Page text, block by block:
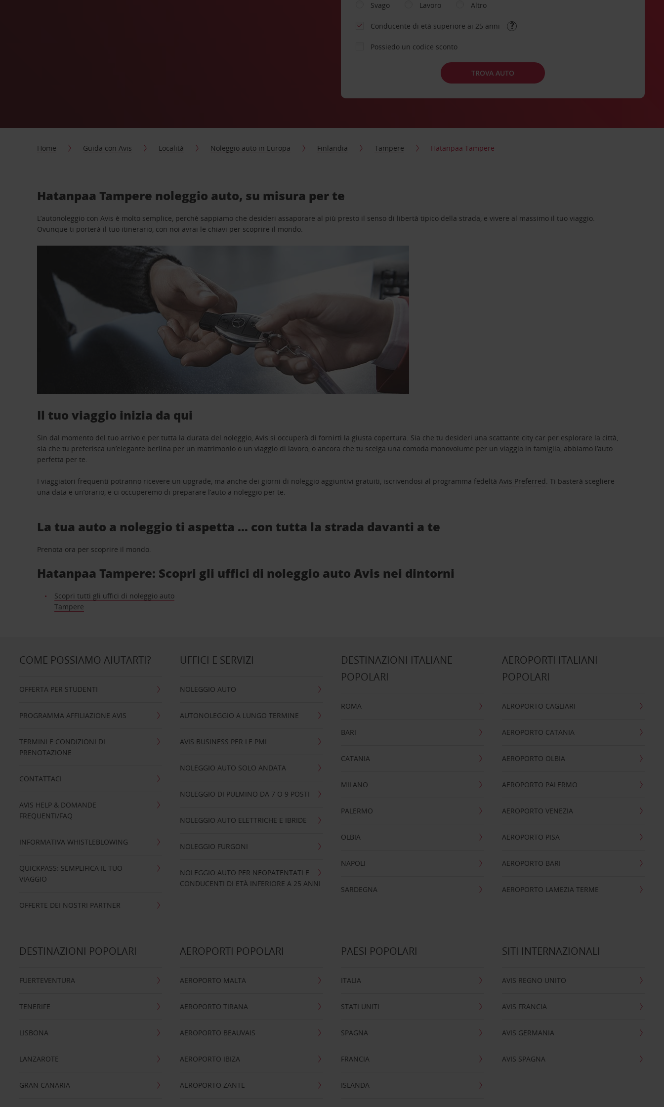
Svago
Lavoro Altro
Conducente di età superiore ai 25 anni
Possiedo un codice sconto
TROVA AUTO
Home Guida con Avis Località Noleggio auto in Europa Finlandia Tampere Hatanpaa Tampere
Hatanpaa Tampere noleggio auto, su misura per te
L’autonoleggio con Avis è molto semplice, perchè sappiamo che desideri assaporare al più presto il senso di libertà tipico della strada, e vivere al massimo il tuo viaggio.
Ovunque ti porterà il tuo itinerario, con noi avrai le chiavi per scoprire il mondo.
Il tuo viaggio inizia da qui
Sin dal momento del tuo arrivo e per tutta la durata del noleggio, Avis si occuperà di fornirti la giusta copertura. Sia che tu desideri una scattante city car per esplorare la città,
sia che tu preferisca un’elegante berlina per un matrimonio o un viaggio di lavoro, o ancora che tu scelga una comoda monovolume per un viaggio in famiglia, abbiamo l’auto
perfetta per te.
I viaggiatori frequenti potranno ricevere un upgrade, ma anche dei giorni di noleggio aggiuntivi gratuiti, iscrivendosi al programma fedeltàAvis Preferred. Ti basterà scegliere
una data e un’orario, e ci occuperemo di preparare l’auto a noleggio per te.
La tua auto a noleggio ti aspetta … con tutta la strada davanti a te
Prenota ora per scoprire il mondo.
Hatanpaa Tampere: Scopri gli uffici di noleggio auto Avis nei dintorni
Scopri tutti gli uffici di noleggio auto
Tampere
COME POSSIAMO AIUTARTI?
OFFERTA PER STUDENTI
PROGRAMMA AFFILIAZIONE AVIS
TERMINI E CONDIZIONI DI
PRENOTAZIONE
CONTATTACI
AVIS HELP & DOMANDE
FREQUENTI/FAQ
INFORMATIVA WHISTLEBLOWING
QUICKPASS: SEMPLIFICA IL TUO
VIAGGIO
OFFERTE DEI NOSTRI PARTNER
UFFICI E SERVIZI
NOLEGGIO AUTO
AUTONOLEGGIO A LUNGO TERMINE
AVIS BUSINESS PER LE PMI
NOLEGGIO AUTO SOLO ANDATA
NOLEGGIO DI PULMINO DA 7 O 9 POSTI
NOLEGGIO AUTO ELETTRICHE E IBRIDE
NOLEGGIO FURGONI
NOLEGGIO AUTO PER NEOPATENTATI E
CONDUCENTI DI ETÀ INFERIORE A 25 ANNI
DESTINAZIONI ITALIANE
POPOLARI
ROMA
BARI
CATANIA
MILANO
PALERMO
OLBIA
NAPOLI
SARDEGNA
AEROPORTI ITALIANI
POPOLARI
AEROPORTO CAGLIARI
AEROPORTO CATANIA
AEROPORTO OLBIA
AEROPORTO PALERMO
AEROPORTO VENEZIA
AEROPORTO PISA
AEROPORTO BARI
AEROPORTO LAMEZIA TERME
DESTINAZIONI POPOLARI
FUERTEVENTURA
TENERIFE
LISBONA
LANZAROTE
GRAN CANARIA
AEROPORTI POPOLARI
AEROPORTO MALTA
AEROPORTO TIRANA
AEROPORTO BEAUVAIS
AEROPORTO IBIZA
AEROPORTO ZANTE
PAESI POPOLARI
ITALIA
STATI UNITI
SPAGNA
FRANCIA
ISLANDA
SITI INTERNAZIONALI
AVIS REGNO UNITO
AVIS FRANCIA
AVIS GERMANIA
AVIS SPAGNA